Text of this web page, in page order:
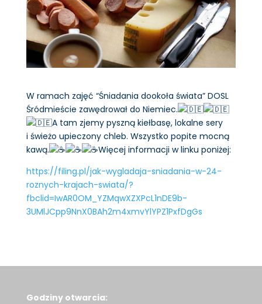
W ramach zajęć “Śniadania dookoła świata” DOSL
Śródmieście zawędrował do Niemiec.
A tam zjemy pyszną kiełbasę, lokalne sery
i świeżo upieczony chleb. Wszystko popite mocną
kawą.
Więcej informacji w linku poniżej:
https://filing.pl/jak-wygladaja-sniadania-w-24-
roznych-krajach-swiata/?
fbclid=IwAR0OM_YZMqwXZXPcL1nDE9b-
3UMlJCpp9NnX0BAh2m4xmvYlYPZ1PxfDgGs
Godziny otwarcia: